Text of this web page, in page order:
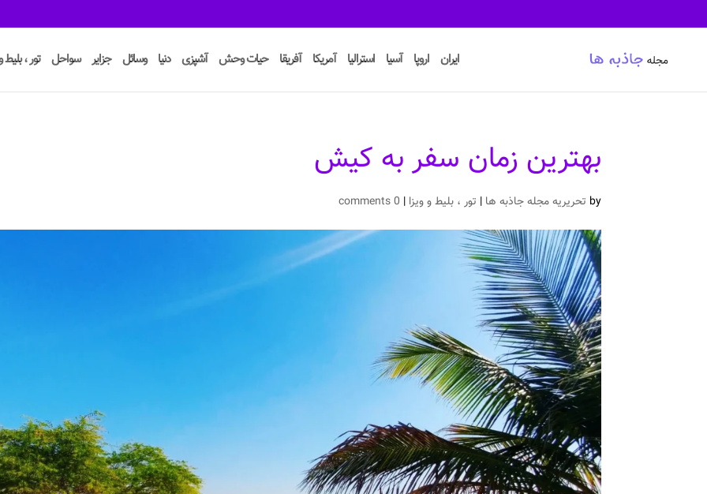
ایران اروپا آسیا استرالیا آمریکا آفریقا حیات وحش آشپزی دنیا وسائل جزایر سواحل تور ، بلیط
بهترین زمان سفر به کیش
by تحریریه مجله جاذبه ها | تور ، بلیط و ویزا |
0 comments